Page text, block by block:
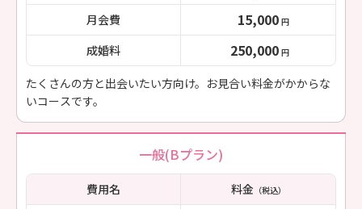
月会費 15,000 円
成婚料 250,000 円
たくさんの方と出会いたい方向け。お見合い料金がかからな
いコースです。
一般(Bプラン)
費用名 料金（税込）